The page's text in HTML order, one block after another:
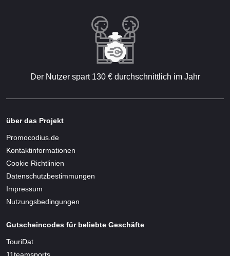
Der Nutzer spart 130 € durchschnittlich im Jahr
über das Projekt
Promocodius.de
Kontaktinformationen
Cookie Richtlinien
Datenschutzbestimmungen
Impressum
Nutzungsbedingungen
Gutscheincodes für beliebte Geschäfte
TouriDat